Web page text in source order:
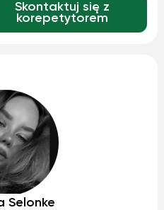
do egzaminów, rozmów i
w gramatyce i
po ukraińsku, wyjaśniając
Skontaktuj się z
korepetytorem
Selonke